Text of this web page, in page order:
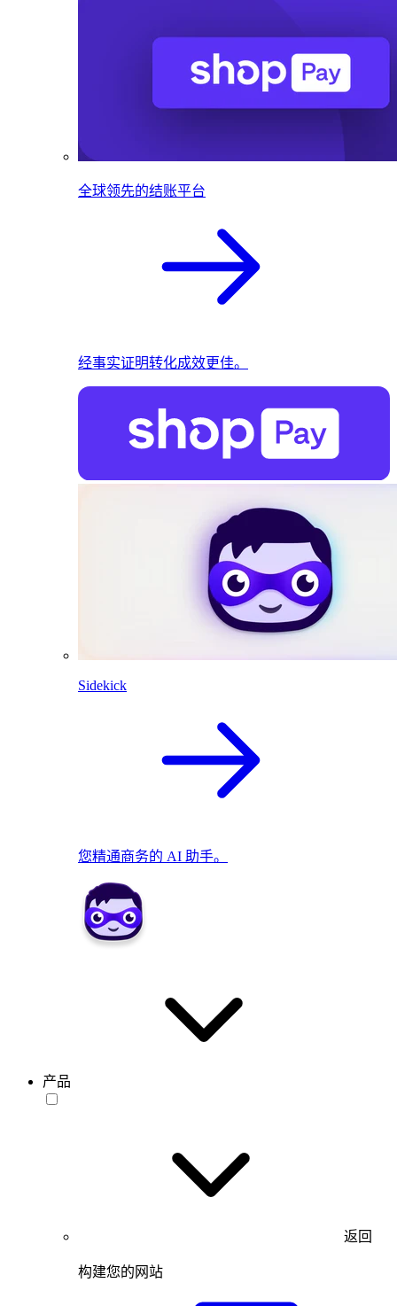
全球领先的结账平台
经事实证明转化成效更佳。
Sidekick
您精通商务的 AI 助手。
产品
返回
构建您的网站